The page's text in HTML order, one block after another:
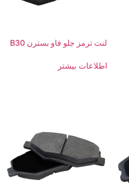
لنت ترمز جلو فاو بسترن B30
اطلاعات بیشتر